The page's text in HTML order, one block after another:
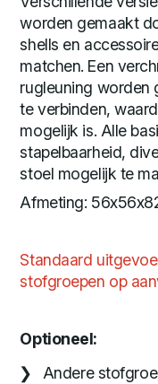
worden gemaakt
shells en
matchen. Een
rugleuning worden
te verbinden,
mogelijk is. Alle
stapelbaarheid,
stoel mogelijk te
Afmeting:
Standaard
stofgroepen op
Optioneel:
Andere